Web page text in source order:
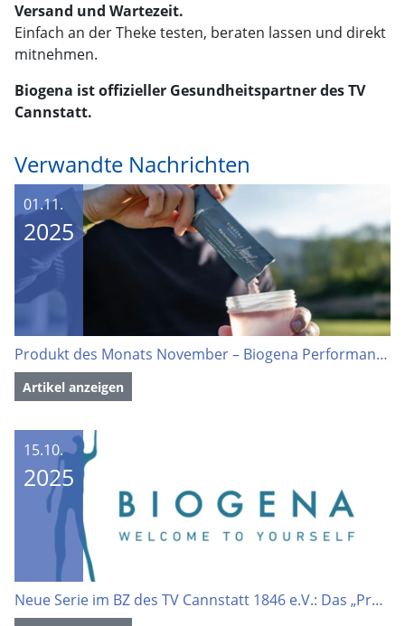
Versand und Wartezeit.
Einfach an der Theke testen, beraten lassen und direkt
mitnehmen.
Biogena ist offizieller Gesundheitspartner des TV
Cannstatt.
Verwandte Nachrichten
01.11.
2025
Produkt des Monats November – Biogena Performance Drink [Anzeige]
Artikel anzeigen
15.10.
2025
Neue Serie im BZ des TV Cannstatt 1846 e.V.: Das „Produkt des Monats“ mit Biogena